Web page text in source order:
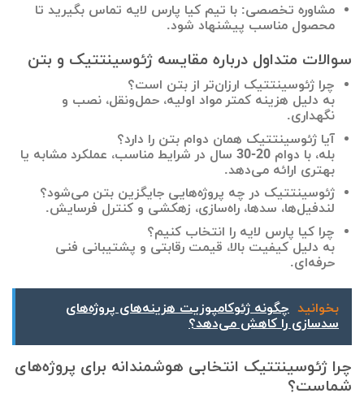
مشاوره تخصصی: با تیم کیا پارس لایه تماس بگیرید تا
محصول مناسب پیشنهاد شود.
سوالات متداول درباره مقایسه ژئوسینتتیک و بتن
چرا ژئوسینتتیک ارزان‌تر از بتن است؟
به دلیل هزینه کمتر مواد اولیه، حمل‌ونقل، نصب و
نگهداری.
آیا ژئوسینتتیک همان دوام بتن را دارد؟
بله، با دوام 20-30 سال در شرایط مناسب، عملکرد مشابه یا
بهتری ارائه می‌دهد.
ژئوسینتتیک در چه پروژه‌هایی جایگزین بتن می‌شود؟
لندفیل‌ها، سدها، راه‌سازی، زهکشی و کنترل فرسایش.
چرا کیا پارس لایه را انتخاب کنیم؟
به دلیل کیفیت بالا، قیمت رقابتی و پشتیبانی فنی
حرفه‌ای.
بخوانید چگونه ژئوکامپوزیت هزینه‌های پروژه‌های
سدسازی را کاهش می‌دهد؟
چرا ژئوسینتتیک انتخابی هوشمندانه برای پروژه‌های
شماست؟